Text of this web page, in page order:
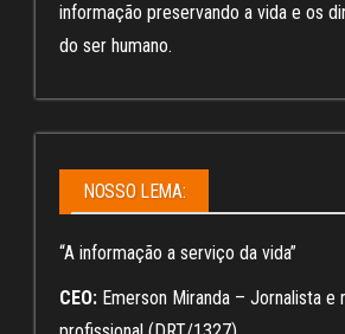
informação preservando a vida e os
do ser humano.
NOSSO LEMA:
“A informação a serviço da vida”
CEO: Emerson Miranda – Jornalista e